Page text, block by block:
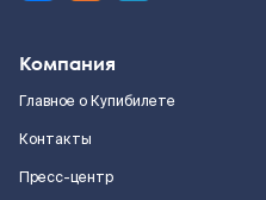
Компания
Главное о Купибилете
Контакты
Пресс-центр